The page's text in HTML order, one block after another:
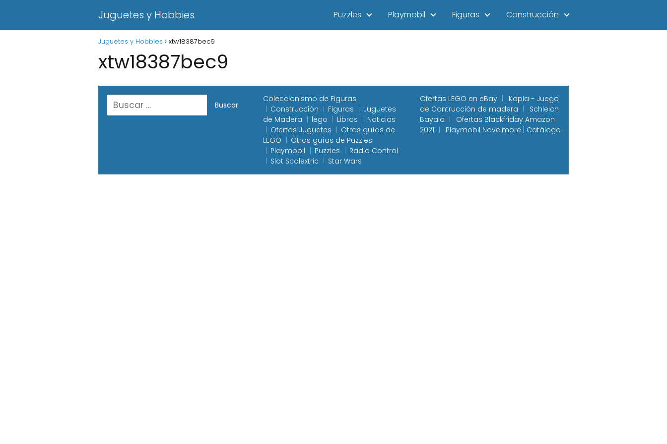
Juguetes y Hobbies Puzzles Playmobil Figuras Construcción
Juguetes y Hobbies xtw18387bec9
xtw18387bec9
Coleccionismo de Figuras
Construcción
Figuras
Juguetes
de Madera
lego Libros
Noticias
Ofertas Juguetes
Otras guías de
LEGO
Otras guías de Puzzles
Playmobil
Puzzles
Radio Control
Slot Scalextric
Star Wars
Ofertas LEGO en eBay
Kapla - Juego
de Contrucción de madera
Schleich
Bayala
Ofertas Blackfriday Amazon
2021
Playmobil Novelmore | Catálogo